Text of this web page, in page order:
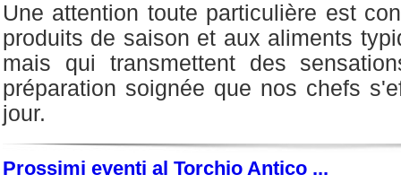
Une attention toute particulière est
produits de saison et aux aliments
mais qui transmettent des
préparation soignée que nos chefs
jour.
Prossimi eventi al Torchio Antico ...